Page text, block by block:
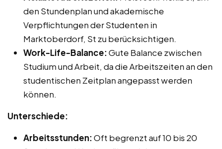
den Stundenplan und akademische
Verpflichtungen der Studenten in
Marktoberdorf, St zu berücksichtigen.
Work-Life-Balance:Gute Balance zwischen
Studium und Arbeit, da die Arbeitszeiten an den
studentischen Zeitplan angepasst werden
können.
Unterschiede:
Arbeitsstunden:Oft begrenzt auf 10 bis 20